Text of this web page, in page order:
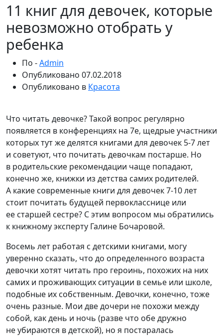
11 книг для девочек, которые
невозможно отобрать у
ребенка
По -Admin
Опубликовано 07.02.2018
Опубликовано в Красота
Что читать девочке? Такой вопрос регулярно
появляется в конференциях на 7е, щедрые участники
которых тут же делятся книгами для девочек 5-7 лет
и советуют, что почитать девочкам постарше. Но
в родительские рекомендации чаще попадают,
конечно же, книжки из детства самих родителей.
А какие современные книги для девочек 7-10 лет
стоит почитать будущей первокласснице или
ее старшей сестре? С этим вопросом мы обратились
к книжному эксперту Галине Бочаровой.
Восемь лет работая с детскими книгами, могу
уверенно сказать, что до определенного возраста
девочки хотят читать про героинь, похожих на них
самих и проживающих ситуации в семье или школе,
подобные их собственным. Девочки, конечно, тоже
очень разные. Мои две дочери не похожи между
собой, как день и ночь (разве что обе дружно
не убираются в детской), но я постаралась